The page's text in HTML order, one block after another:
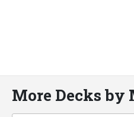
More Decks by